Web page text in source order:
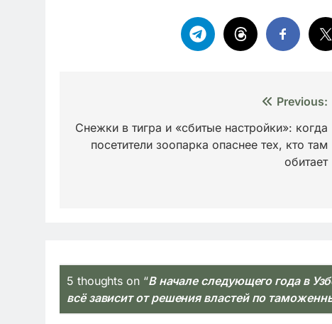
по
записям
Previous:
Снежки в тигра и «сбитые настройки»: когда
посетители зоопарка опаснее тех, кто там
обитает
5 thoughts on “В начале следующего года в
всё зависит от решения властей по